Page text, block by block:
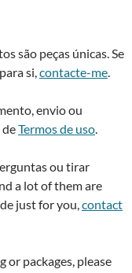
são peças únicas. Se
si, contacte-me
envio ou
deTermos de uso
ou tirar
a lot of them are
just for you, contact
or packages, please